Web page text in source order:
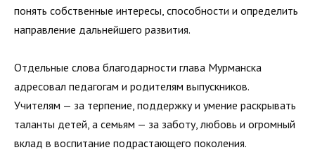
понять собственные интересы, способности и определить
направление дальнейшего развития.
Отдельные слова благодарности глава Мурманска
адресовал педагогам и родителям выпускников.
Учителям — за терпение, поддержку и умение раскрывать
таланты детей, а семьям — за заботу, любовь и огромный
вклад в воспитание подрастающего поколения.